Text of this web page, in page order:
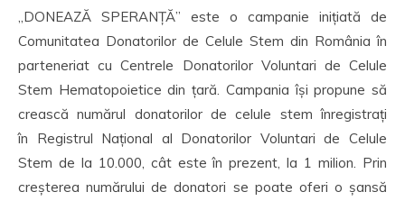
„DONEAZĂ SPERANȚĂ” este o campanie inițiată de
Comunitatea Donatorilor de Celule Stem din România în
parteneriat cu Centrele Donatorilor Voluntari de Celule
Stem Hematopoietice din țară. Campania își propune să
crească numărul donatorilor de celule stem înregistrați
în Registrul Național al Donatorilor Voluntari de Celule
Stem de la 10.000, cât este în prezent, la 1 milion. Prin
creșterea numărului de donatori se poate oferi o șansă